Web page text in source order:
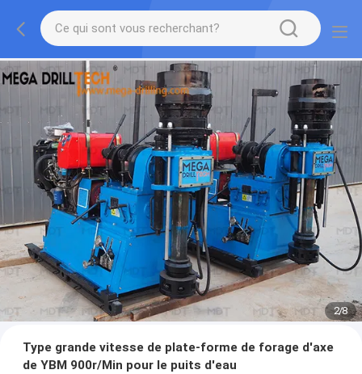
2/8
Type grande vitesse de plate-forme de forage d'axe
de YBM 900r/Min pour le puits d'eau